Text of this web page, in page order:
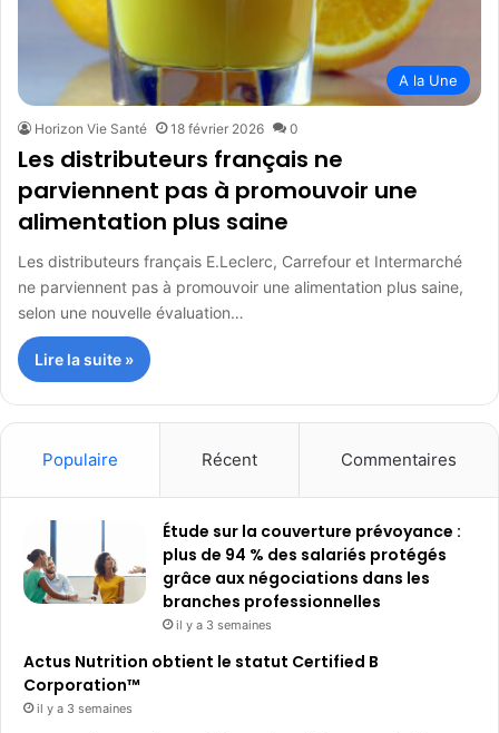
A la Une
Horizon Vie Santé 18 février 2026 0
Les distributeurs français ne
parviennent pas à promouvoir une
alimentation plus saine
Les distributeurs français E.Leclerc, Carrefour et Intermarché
ne parviennent pas à promouvoir une alimentation plus saine,
selon une nouvelle évaluation…
Lire la suite »
Populaire Récent Commentaires
Étude sur la couverture prévoyance :
plus de 94 % des salariés protégés
grâce aux négociations dans les
branches professionnelles
il y a 3 semaines
Actus Nutrition obtient le statut Certified B
Corporation™
il y a 3 semaines